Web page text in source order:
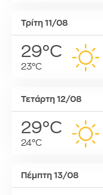
Τρίτη 11/08
29°C
23°C
Τετάρτη 12/08
29°C
24°C
Πέμπτη 13/08